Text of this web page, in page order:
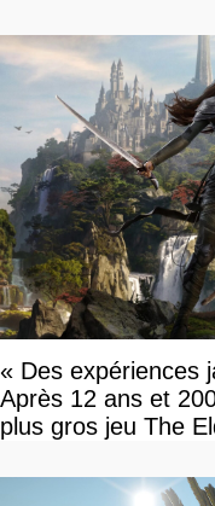
« Des expériences
Après 12 ans et
plus gros jeu The